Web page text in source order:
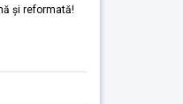
și reformată!